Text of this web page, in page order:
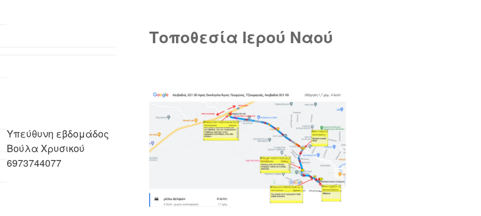
Υπεύθυνη εβδομάδος
Βούλα Χρυσικού
6973744077
Τοποθεσία Ιερού Ναού